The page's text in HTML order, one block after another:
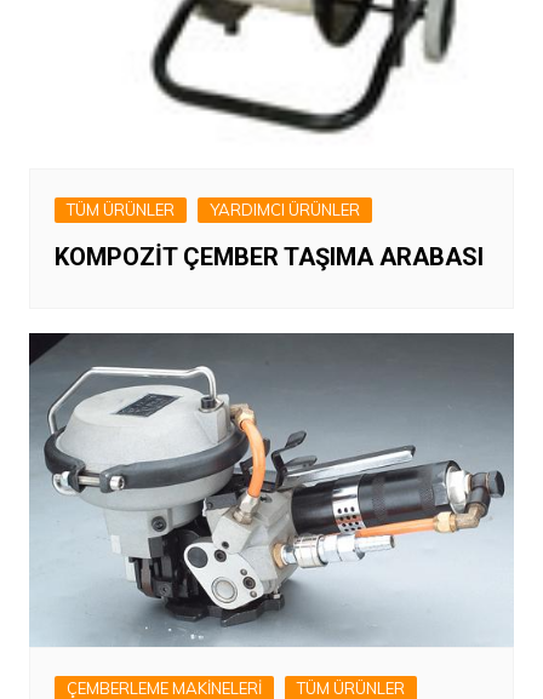
TÜM ÜRÜNLER YARDIMCI ÜRÜNLER
KOMPOZİT ÇEMBER TAŞIMA ARABASI
ÇEMBERLEME MAKİNELERİ TÜM ÜRÜNLER